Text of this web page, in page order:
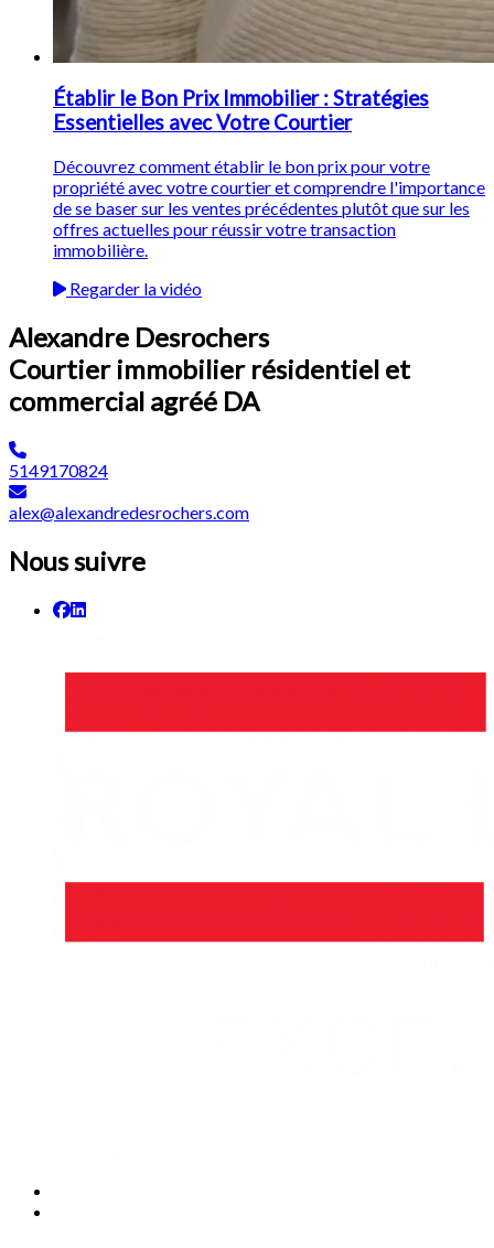
Établir le Bon Prix Immobilier : Stratégies
Essentielles avec Votre Courtier
Découvrez comment établir le bon prix pour votre
propriété avec votre courtier et comprendre l'importance
de se baser sur les ventes précédentes plutôt que sur les
offres actuelles pour réussir votre transaction
immobilière.
Regarder la vidéo
Alexandre Desrochers
Courtier immobilier résidentiel et
commercial agréé DA
5149170824
alex@alexandredesrochers.com
Nous suivre